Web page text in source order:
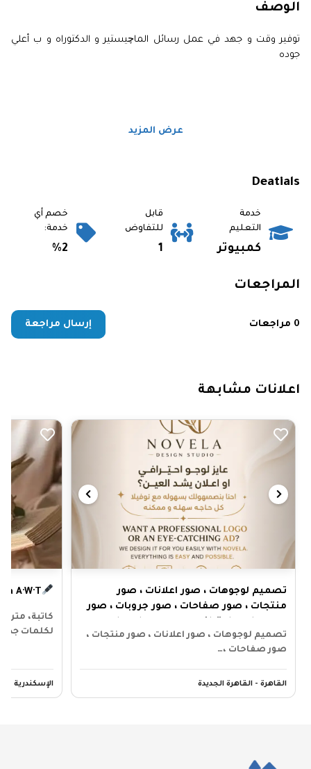
الوصف
توفير وقت و جهد في عمل رسائل الماچيستير و الدكتوراه و ب أعلي
جوده
عرض المزيد
Deatials
خدمة
التعليم
كمبيوتر
قابل
للتفاوض
1
خصم أي
خدمة:
%2
المراجعات
0 مراجعات إرسال مراجعة
اعلانات مشابهة
تصميم لوجوهات ، صور اعلانات ، صور
منتجات ، صور صفاحات ، صور جروبات ، صور
تنافسيه
تصميم لوجوهات ، صور اعلانات ، صور منتجات ،
صور صفاحات ،…
القاهرة - القاهرة الجديدة
A·W·T
كاتبة،
لكلمات
الإسكندرية -